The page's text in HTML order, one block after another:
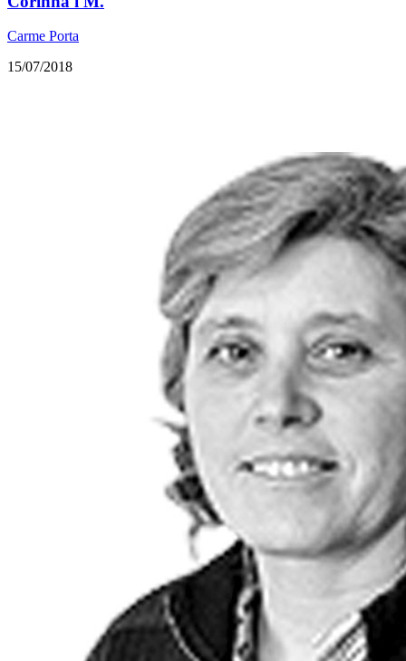
Carme Porta
15/07/2018